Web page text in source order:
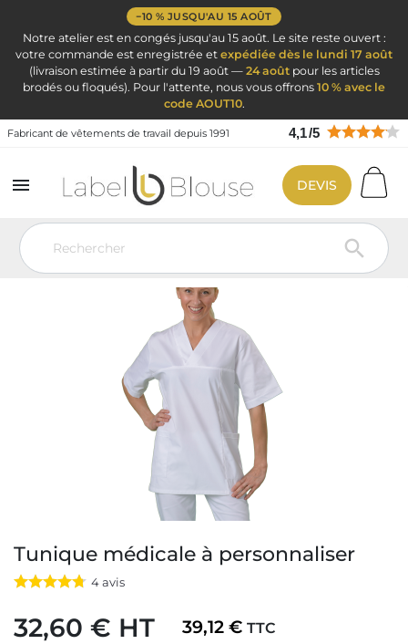
−10 % JUSQU'AU 15 AOÛT
Notre atelier est en congés jusqu'au 15 août. Le site reste ouvert :
votre commande est enregistrée et expédiée dès le lundi 17 août
(livraison estimée à partir du 19 août — 24 aoûtpour les articles
brodés ou floqués). Pour l'attente, nous vous offrons 10 % avec le
code AOUT10.
Fabricant de vêtements de travail depuis 1991 4,1/5


DEVIS
Vêtement de travail Blouse personnalisé
Tunique medicale forme
Tunique médicale à personnaliser
4avis
32,60 € HT 39,12 € TTC